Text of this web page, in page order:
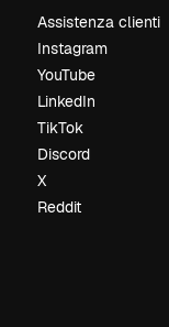
Assistenza clienti
Instagram
YouTube
LinkedIn
TikTok
Discord
X
Reddit